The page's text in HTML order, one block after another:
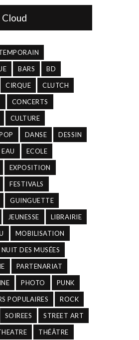
BARS BD
CIRQUE CLUTCH
CONCERTS
CULTURE
DANSE DESSIN
EAU ECOLE
EXPOSITION
FESTIVALS
GUINGUETTE
JEUNESSE LIBRAIRIE
MOBILISATION
NUIT DES MUSÉES
PARTENARIAT
PHOTO PUNK
POPULAIRES ROCK
SOIREES STREET ART
THÉÂTRE